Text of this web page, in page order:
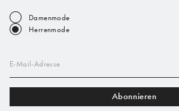
Damenmode
Herrenmode
E-Mail-Adresse
Abonnieren